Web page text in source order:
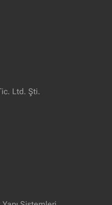
Ltd. Şti.